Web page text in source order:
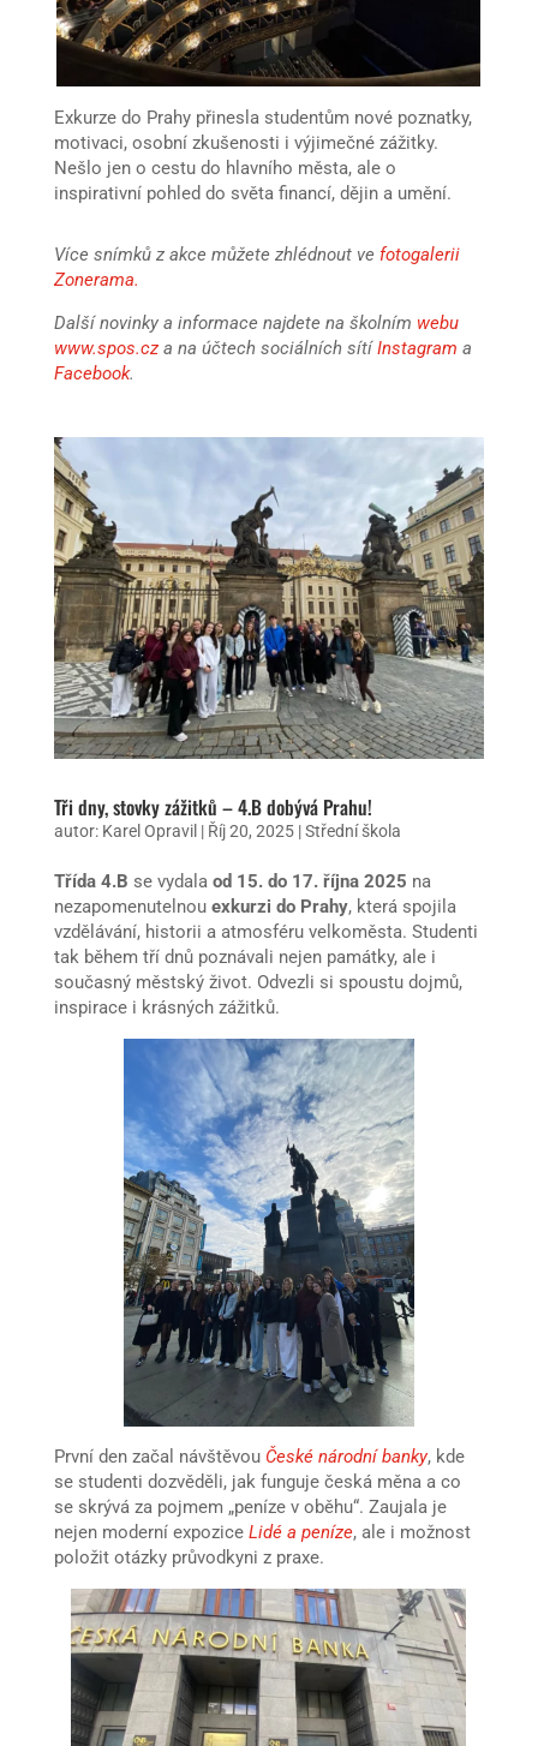
Exkurze do Prahy přinesla studentům nové poznatky,
motivaci, osobní zkušenosti i výjimečné zážitky.
Nešlo jen o cestu do hlavního města, ale o
inspirativní pohled do světa financí, dějin a umění.
Více snímků z akce můžete zhlédnout ve fotogalerii
Zonerama.
Další novinky a informace najdete na školním webu
www.spos.cza na účtech sociálních sítíInstagram a
Facebook.
Tři dny, stovky zážitků – 4.B dobývá Prahu!
autor: Karel Opravil | Říj 20, 2025|Střední škola
Třída 4.B se vydala od 15. do 17. října 2025 na
nezapomenutelnouexkurzi do Prahy, která spojila
vzdělávání, historii a atmosféru velkoměsta. Studenti
tak během tří dnů poznávali nejen památky, ale i
současný městský život. Odvezli si spoustu dojmů,
inspirace i krásných zážitků.
První den začal návštěvou České národní banky, kde
se studenti dozvěděli, jak funguje česká měna a co
se skrývá za pojmem „peníze v oběhu“. Zaujala je
nejen moderní expozice Lidé a peníze, ale i možnost
položit otázky průvodkyni z praxe.